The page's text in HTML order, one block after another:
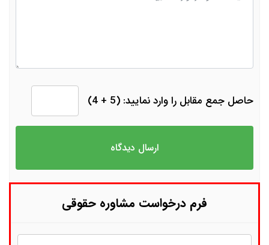
حاصل جمع مقابل را وارد نمایید: (5 + 4)
فرم درخواست مشاوره حقوقی
نام